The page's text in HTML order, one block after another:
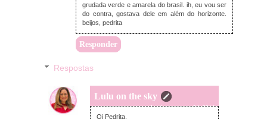
grudada verde e amarela do brasil. ih, eu vou ser
do contra, gostava dele em além do horizonte.
beijos, pedrita
Responder
Respostas
Lulu on the sky
domingo, agosto 24, 2014
Oi Pedrita,